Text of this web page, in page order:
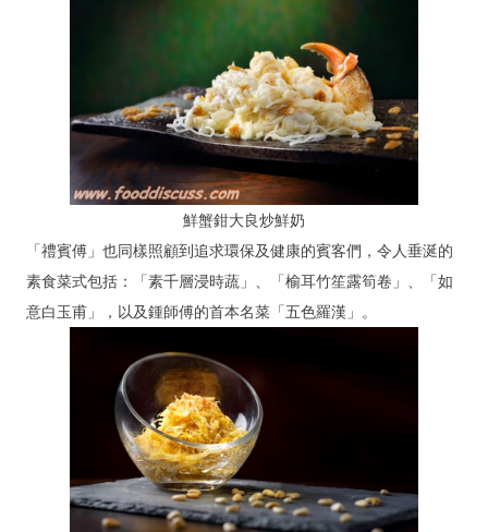
鮮蟹鉗大良炒鮮奶
「禮賓傅」也同樣照顧到追求環保及健康的賓客們，令人垂涎的
素食菜式包括：「素千層浸時蔬」、「榆耳竹笙露筍卷」、「如
意白玉甫」，以及鍾師傅的首本名菜「五色羅漢」。